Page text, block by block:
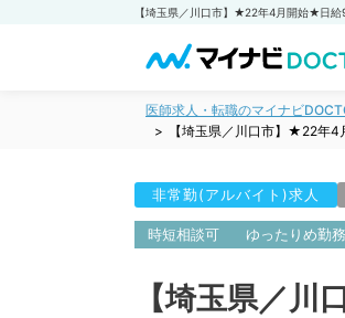
医師求人・転職のマイナビ
【埼玉県／川口市】★22年
非常勤(アルバイト)求人
時短相談可 ゆったりめ勤務
【埼玉県／